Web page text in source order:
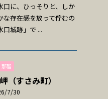
口に、ひっそりと、しか
な存在感を放って佇むの
口城跡」で ...
那智
（すさみ町）
7/30